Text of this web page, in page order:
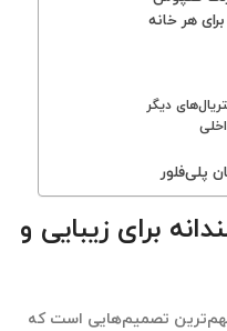
هر خانه
دیگر
پلی‌فلور
برای زیبایی و
تصمیم‌هایی است که